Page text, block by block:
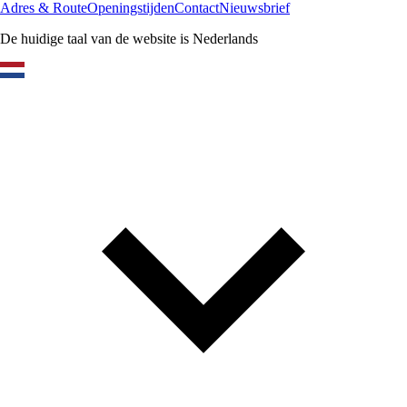
Adres & RouteOpeningstijdenContactNieuwsbrief
De huidige taal van de website is Nederlands